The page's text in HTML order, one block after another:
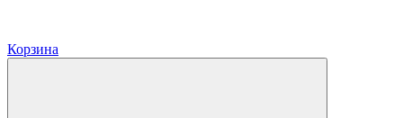
Корзина